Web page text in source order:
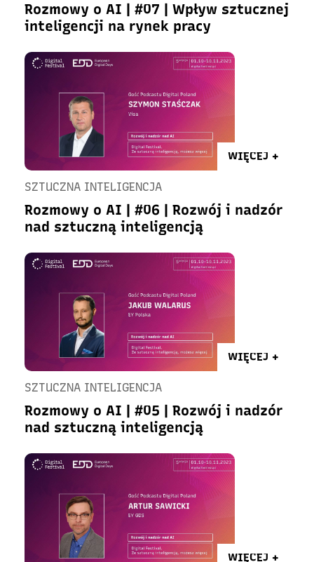
Rozmowy o AI | #07 | Wpływ sztucznej
inteligencji na rynek pracy
WIĘCEJ +
SZTUCZNA INTELIGENCJA
Rozmowy o AI | #06 | Rozwój i nadzór
nad sztuczną inteligencją
WIĘCEJ +
SZTUCZNA INTELIGENCJA
Rozmowy o AI | #05 | Rozwój i nadzór
nad sztuczną inteligencją
WIĘCEJ +